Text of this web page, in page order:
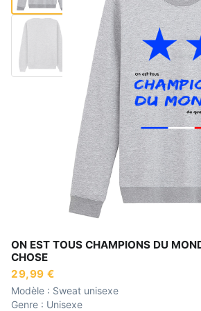
ON EST TOUS CHAMPIONS DU
CHOSE
29,99 €
Modèle : Sweat unisexe
Genre : Unisexe